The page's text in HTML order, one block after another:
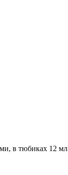
в тюбиках 12 мл